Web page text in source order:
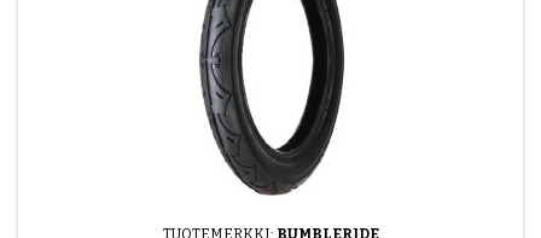
TUOTEMERKKI: BUMBLERIDE